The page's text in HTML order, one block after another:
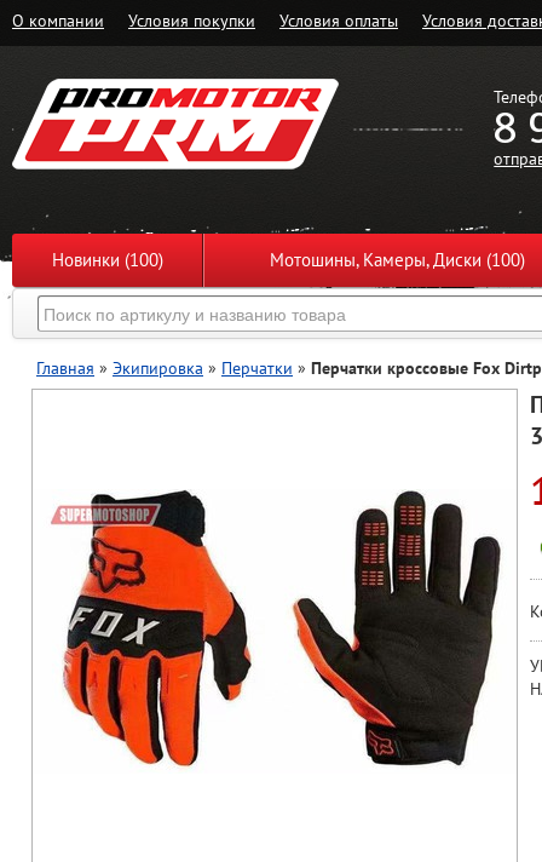
О компании Условия покупки Условия оплаты Условия
8
Новинки (100) Мотошины, Камеры, Диски (100)
Главная » Экипировка » Перчатки » Перчатки кроссовые Fox